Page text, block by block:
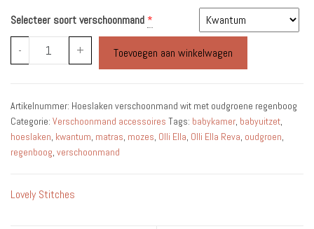
Selecteer soort verschoonmand *
-
Hoeslaken
verschoonmand
oudgroene
regenboog
aantal
+ Toevoegen aan winkelwagen
Artikelnummer: Hoeslaken verschoonmand wit met oudgroene regenboog
Categorie: Verschoonmand accessoires Tags: babykamer babyuitzet
hoeslaken kwantum matras mozes Olli Ella Olli Ella Reva oudgroen
regenboog verschoonmand
Lovely Stitches